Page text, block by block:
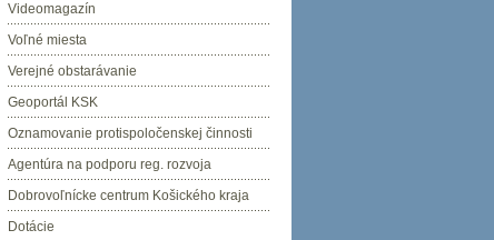
Videomagazín
Voľné miesta
Verejné obstarávanie
Geoportál KSK
Oznamovanie protispoločenskej činnosti
Agentúra na podporu reg. rozvoja
Dobrovoľnícke centrum Košického kraja
Dotácie